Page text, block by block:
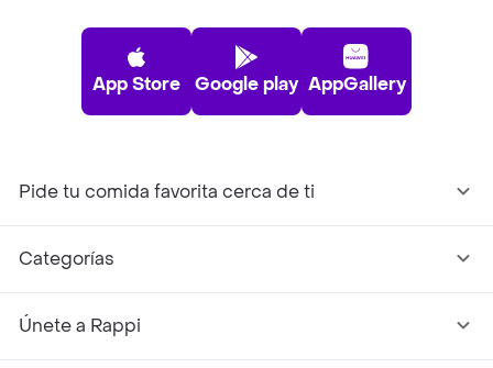
App Store Google play AppGallery
Pide tu comida favorita cerca de ti
Categorías
Únete a Rappi